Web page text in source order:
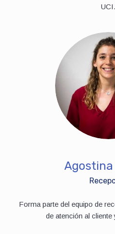
UCI.
Agostina
Forma parte del equipo de
de atención al